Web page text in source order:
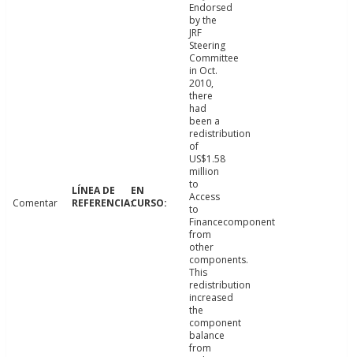
Comentar
Endorsed
by the
JRF
Steering
Committee
in Oct.
2010,
there
had
been a
redistribution
of
US$1.58
million
to
Access
to
Financecomponent
from
other
components.
This
redistribution
increased
the
component
balance
from